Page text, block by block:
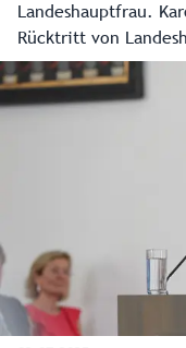
Landeshauptfrau.
Rücktritt von
und wurde als neue
Live-Mitschnitt aus